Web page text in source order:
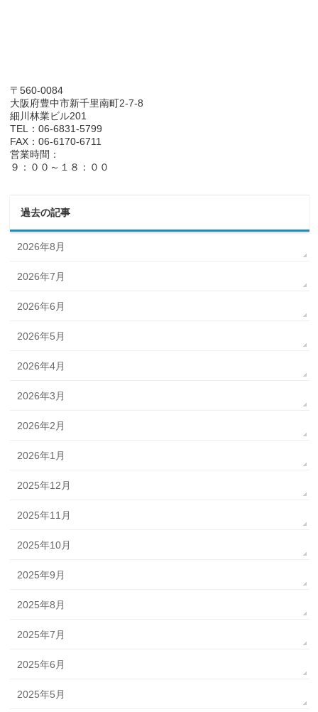
〒560-0084
大阪府豊中市新千里南町2-7-8
細川林業ビル201
TEL：06-6831-5799
FAX：06-6170-6711
営業時間：
９：００～１８：００
過去の記事
2026年8月
2026年7月
2026年6月
2026年5月
2026年4月
2026年3月
2026年2月
2026年1月
2025年12月
2025年11月
2025年10月
2025年9月
2025年8月
2025年7月
2025年6月
2025年5月